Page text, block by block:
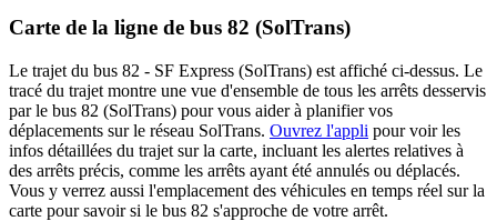
Carte de la ligne de bus 82 (SolTrans)
Le trajet du bus 82 - SF Express (SolTrans) est affiché ci-dessus. Le
tracé du trajet montre une vue d'ensemble de tous les arrêts desservis
par le bus 82 (SolTrans) pour vous aider à planifier vos
déplacements sur le réseau SolTrans. Ouvrez l'appli pour voir les
infos détaillées du trajet sur la carte, incluant les alertes relatives à
des arrêts précis, comme les arrêts ayant été annulés ou déplacés.
Vous y verrez aussi l'emplacement des véhicules en temps réel sur la
carte pour savoir si le bus 82 s'approche de votre arrêt.